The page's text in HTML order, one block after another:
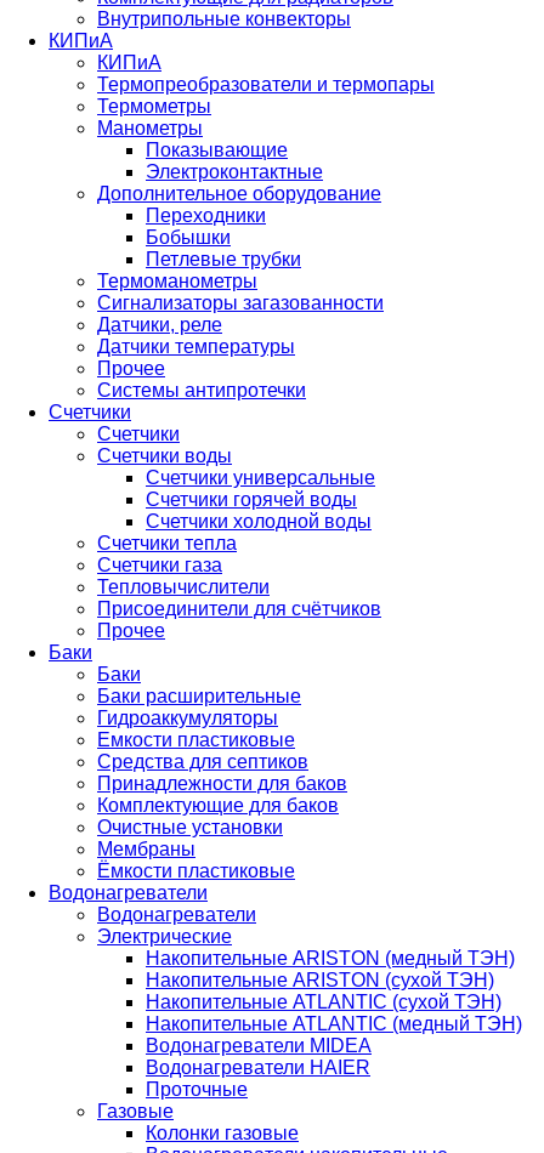
Внутрипольные конвекторы
КИПиА
КИПиА
Термопреобразователи и термопары
Термометры
Манометры
Показывающие
Электроконтактные
Дополнительное оборудование
Переходники
Бобышки
Петлевые трубки
Термоманометры
Сигнализаторы загазованности
Датчики, реле
Датчики температуры
Прочее
Системы антипротечки
Счетчики
Счетчики
Счетчики воды
Счетчики универсальные
Счетчики горячей воды
Счетчики холодной воды
Счетчики тепла
Счетчики газа
Тепловычислители
Присоединители для счётчиков
Прочее
Баки
Баки
Баки расширительные
Гидроаккумуляторы
Емкости пластиковые
Средства для септиков
Принадлежности для баков
Комплектующие для баков
Очистные установки
Мембраны
Ёмкости пластиковые
Водонагреватели
Водонагреватели
Электрические
Накопительные ARISTON (медный ТЭН)
Накопительные ARISTON (сухой ТЭН)
Накопительные ATLANTIC (сухой ТЭН)
Накопительные ATLANTIC (медный ТЭН)
Водонагреватели MIDEA
Водонагреватели HAIER
Проточные
Газовые
Колонки газовые